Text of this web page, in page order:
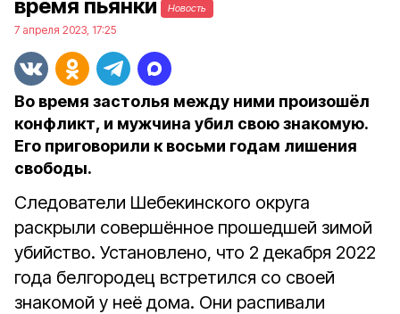
время пьянки
Новость
7 апреля 2023, 17:25
Во время застолья между ними произошёл
конфликт, и мужчина убил свою знакомую.
Его приговорили к восьми годам лишения
свободы.
Следователи Шебекинского округа
раскрыли совершённое прошедшей зимой
убийство. Установлено, что 2 декабря 2022
года белгородец встретился со своей
знакомой у неё дома. Они распивали